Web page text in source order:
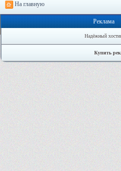
На главную
Реклама
Надёжный
Купить